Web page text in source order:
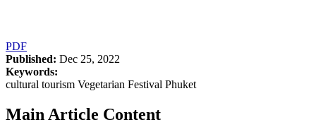
PDF
Published: Dec 25, 2022
Keywords:
cultural tourism Vegetarian Festival Phuket
Main Article Content